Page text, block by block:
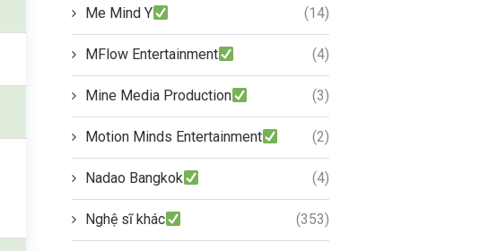
Me Mind Y (14)
MFlow Entertainment (4)
Mine Media Production (3)
Motion Minds Entertainment (2)
Nadao Bangkok (4)
Nghệ sĩ khác (353)